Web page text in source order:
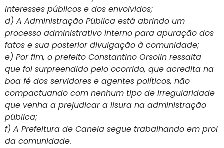
interesses públicos e dos envolvidos;
d) A Administração Pública está abrindo um
processo administrativo interno para apuração dos
fatos e sua posterior divulgação à comunidade;
e) Por fim, o prefeito Constantino Orsolin ressalta
que foi surpreendido pelo ocorrido, que acredita na
boa fé dos servidores e agentes políticos, não
compactuando com nenhum tipo de irregularidade
que venha a prejudicar a lisura na administração
pública;
f) A Prefeitura de Canela segue trabalhando em prol
da comunidade.